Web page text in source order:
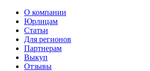
О компании
Юрлицам
Статьи
Для регионов
Партнерам
Выкуп
Отзывы